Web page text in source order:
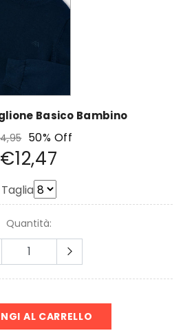
Basico Bambino
50% Off
€12,47
Taglia
Quantità:
AL CARRELLO